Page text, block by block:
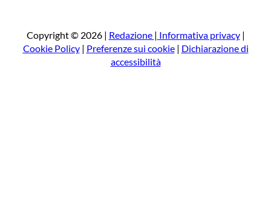
a
Copyright © 2026 | Redazione | Informativa privacy|
Cookie Policy| Preferenze sui cookie| Dichiarazione di
accessibilità